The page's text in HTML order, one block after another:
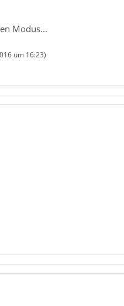
Modus...
um 16:23)